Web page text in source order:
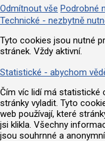
Odmítnout vše Podrobné
Technické - nezbytně
Tyto cookies jsou nutné
stránek. Vždy aktivní.
Statistické - abychom
Čím víc lidí má statistické
stránky vyladit. Tyto
web používají, které
jsi klikla. Všechny
jsou souhrnné a